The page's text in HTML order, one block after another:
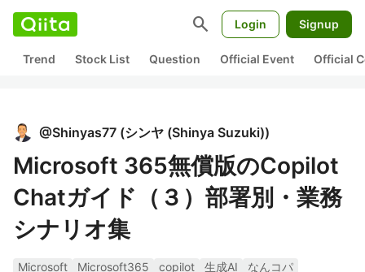
search Login Signup
Trend Stock List Question Official Event Official
@Shinyas77 (シンヤ (Shinya Suzuki))
Microsoft 365無償版のCopilot
Chatガイド（３）部署別・業務
シナリオ集
Microsoft Microsoft365 copilot 生成AI
なんコパ